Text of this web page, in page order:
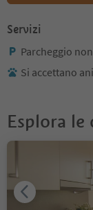
Servizi
Parcheggio
Si accettano
Esplora le